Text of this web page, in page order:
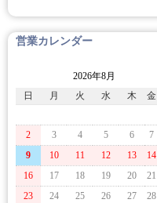
営業カレンダー
2026年8月
日
月 火 水 木 金
2
3 4 5 6 7
9
10 11 12 13 14
16
17 18 19 20 21
23
24 25 26 27 28